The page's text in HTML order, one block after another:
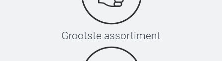
Grootste assortiment